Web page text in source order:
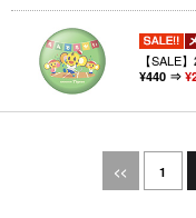
【SALE
¥440 ⇒
<< 1